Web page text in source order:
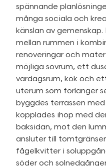
spännande
många sociala och
känslan av
mellan rummen i
renoveringar och
möjliga sovrum, ett
vardagsrum, kök och
uterum som förlänger
byggdes terrassen
kopplades ihop med
baksidan, mot den
ansluter till
fågelkvitter i
söder och